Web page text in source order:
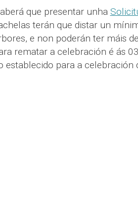
que presentar unha
terán que distar un
e non poderán ter máis
rematar a celebración é ás
establecido para a